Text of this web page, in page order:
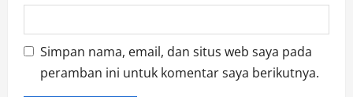
Simpan nama, email, dan situs web saya pada
peramban ini untuk komentar saya berikutnya.